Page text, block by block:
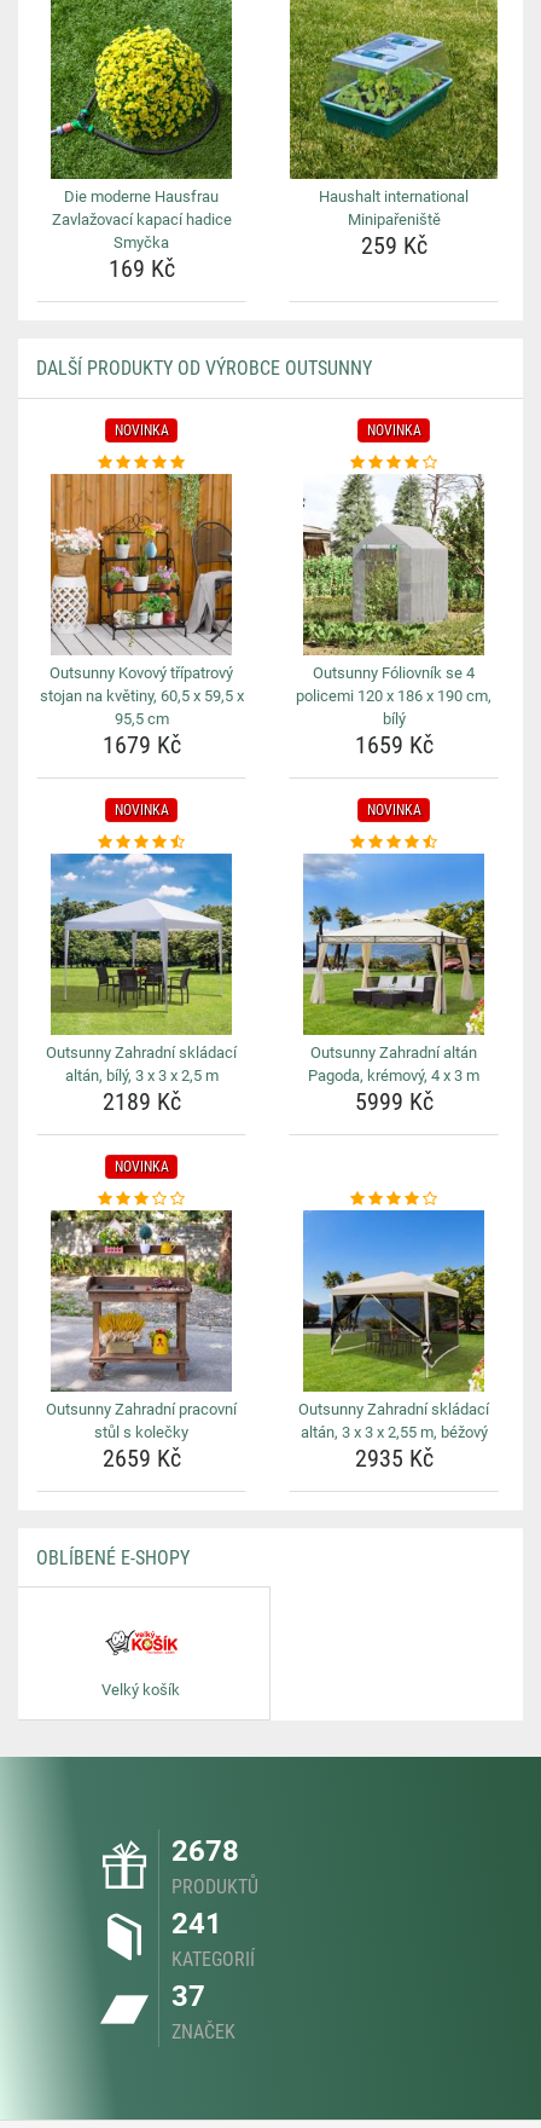
Die moderne Hausfrau
Zavlažovací kapací hadice
Smyčka
169 Kč
Haushalt international
Minipařeniště
259 Kč
DALŠÍ PRODUKTY OD VÝROBCE OUTSUNNY
NOVINKA
Outsunny Kovový třípatrový
stojan na květiny, 60,5 x 59,5 x
95,5 cm
1679 Kč
NOVINKA
Outsunny Fóliovník se 4
policemi 120 x 186 x 190 cm,
bílý
1659 Kč
NOVINKA
Outsunny Zahradní skládací
altán, bílý, 3 x 3 x 2,5 m
2189 Kč
NOVINKA
Outsunny Zahradní altán
Pagoda, krémový, 4 x 3 m
5999 Kč
NOVINKA
Outsunny Zahradní pracovní
stůl s kolečky
2659 Kč
Outsunny Zahradní skládací
altán, 3 x 3 x 2,55 m, béžový
2935 Kč
OBLÍBENÉ E-SHOPY
Velký košík
2678
PRODUKTŮ
241
KATEGORIÍ
37
ZNAČEK